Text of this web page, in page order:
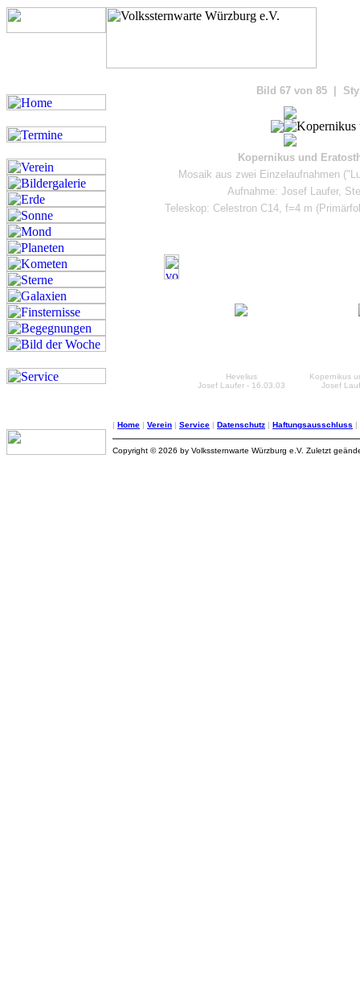
Bild 67 von 85 |
Kopernikus und
Mosaik aus zwei Einzelaufnahmen
Aufnahme: Josef Laufer,
Teleskop: Celestron C14, f=4 m
Hevelius
Josef Laufer - 16.03.03
Kopernikus
Josef
| Home | Verein | Service | Datenschutz | Haftungsausschluss |
Copyright © 2026 by Volkssternwarte Würzburg e.V. Zuletzt